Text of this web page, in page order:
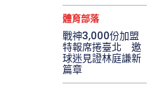
體育部落
戰神3,000份加盟
特報席捲臺北 邀
球迷見證林庭謙新
篇章